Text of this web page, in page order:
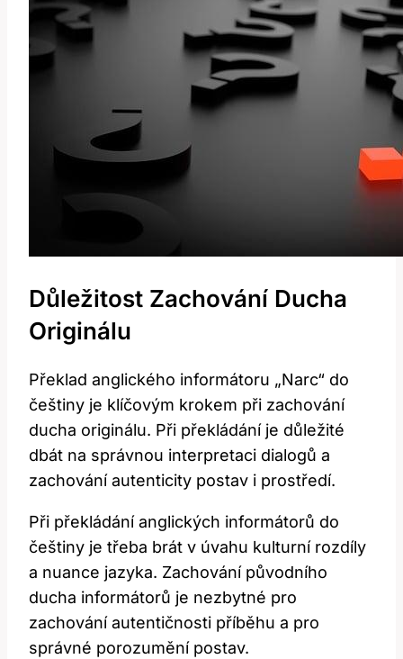
Důležitost Zachování Ducha
Originálu
Překlad anglického informátoru „Narc“ do
češtiny je klíčovým krokem při zachování
ducha originálu. Při překládání je důležité
dbát na správnou interpretaci dialogů a
zachování autenticity postav i prostředí.
Při překládání anglických informátorů do
češtiny je třeba brát v úvahu kulturní rozdíly
a nuance jazyka. Zachování původního
ducha informátorů je nezbytné pro
zachování autentičnosti příběhu a pro
správné porozumění postav.